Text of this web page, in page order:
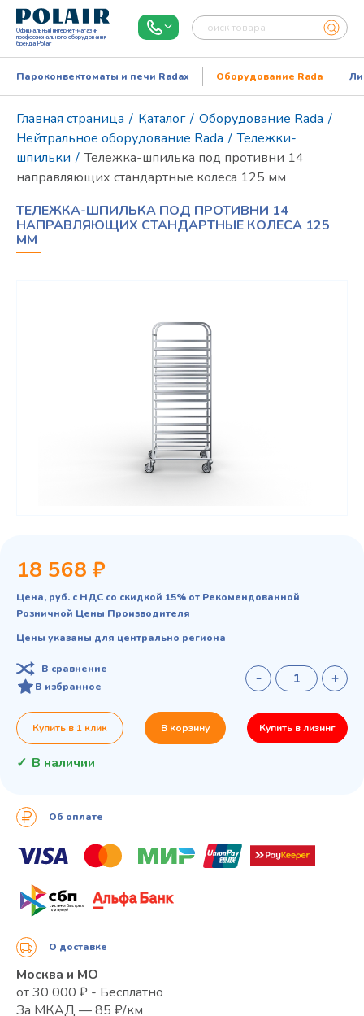
Официальный интернет-магазин
профессионального оборудования
бренда Polair
Пароконвектоматы и печи Radax Оборудование Rada
Главная страница / Каталог / Оборудование Rada /
Нейтральное оборудование Rada / Тележки-
шпильки / Тележка-шпилька под противни 14
направляющих стандартные колеса 125 мм
ТЕЛЕЖКА-ШПИЛЬКА ПОД ПРОТИВНИ 14
НАПРАВЛЯЮЩИХ СТАНДАРТНЫЕ КОЛЕСА 125
ММ
18 568 ₽
Цена, руб. с НДС со скидкой 15% от Рекомендованной
Розничной Цены Производителя
Цены указаны для центрально региона
В сравнение
В избранное
Купить в 1 клик В корзину Купить в лизинг
В наличии
Об оплате
О доставке
Москва и МО
от 30 000 ₽ - Бесплатно
За МКАД — 85 ₽/км